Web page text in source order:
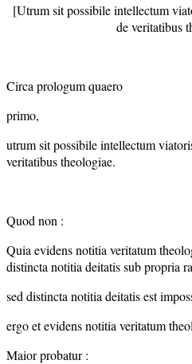
[Utrum sit possibile intellectum
de veritatibus
Circa prologum quaero
primo,
utrum sit possibile intellectum
veritatibus theologiae.
Quod non :
Quia evidens notitia veritatum
distincta notitia deitatis sub propria
sed distincta notitia deitatis est
ergo et evidens notitia veritatum
Maior probatur :